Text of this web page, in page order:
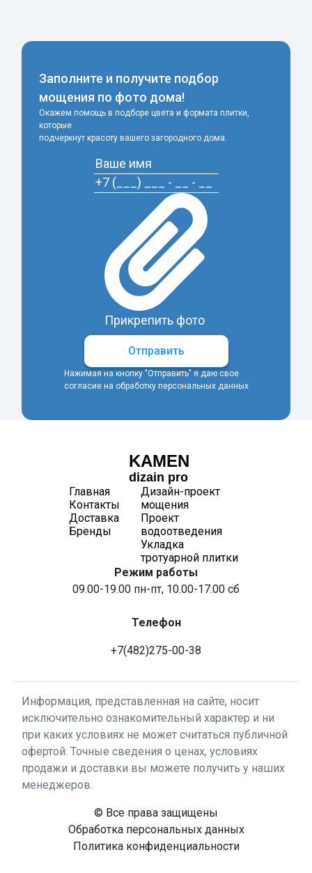
Заполните и получите подбор
мощения по фото дома!
Окажем помощь в подборе цвета и формата плитки,
которые
подчеркнут красоту вашего загородного дома.
Прикрепить фото
Отправить
Нажимая на кнопку "Отправить" я даю свое
согласие на обработку персональных данных
KAMEN
dizain pro
Главная
Контакты
Доставка
Бренды
Дизайн-проект
мощения
Проект
водоотведения
Укладка
тротуарной плитки
Режим работы
09.00-19.00 пн-пт, 10.00-17.00 сб
Телефон
+7(482)275-00-38
Информация, представленная на сайте, носит
исключительно ознакомительный характер и ни
при каких условиях не может считаться публичной
офертой. Точные сведения о ценах, условиях
продажи и доставки вы можете получить у наших
менеджеров.
© Все права защищены
Обработка персональных данных
Политика конфиденциальности